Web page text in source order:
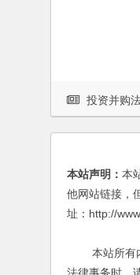
投资并购
本站声明： 本
他网站链接，
址：http://
本站所有内